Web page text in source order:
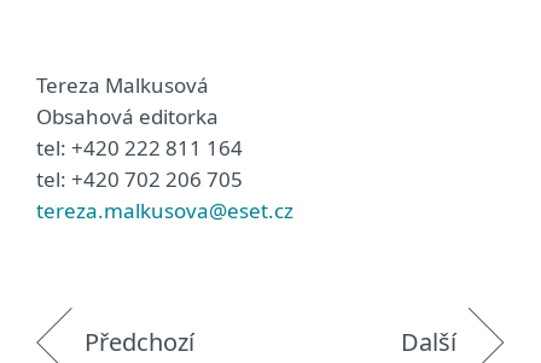
Tereza Malkusová
Obsahová editorka
tel: +420 222 811 164
tel: +420 702 206 705
tereza.malkusova@eset.cz
Předchozí Další